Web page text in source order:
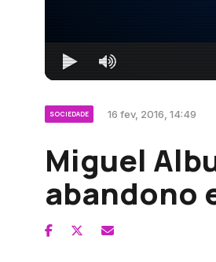
SOCIEDADE 16 fev, 2016, 14:49
Miguel
abandono